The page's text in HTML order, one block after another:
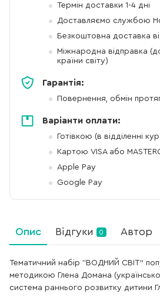
Термін доставки 1-4 дні
Доставляємо службою
Безкоштовна доставка
Міжнародна відправка
країни світу)
Гарантія:
Повернення, обмін
Варіанти оплати:
Готівкою (в відділенні
Картою VISA або
Apple Pay
Google Pay
Опис Відгуки 0 Автор
Тематичний набір “ВОДНИЙ СВІТ”
методикою Глена Домана
система раннього розвитку дитини